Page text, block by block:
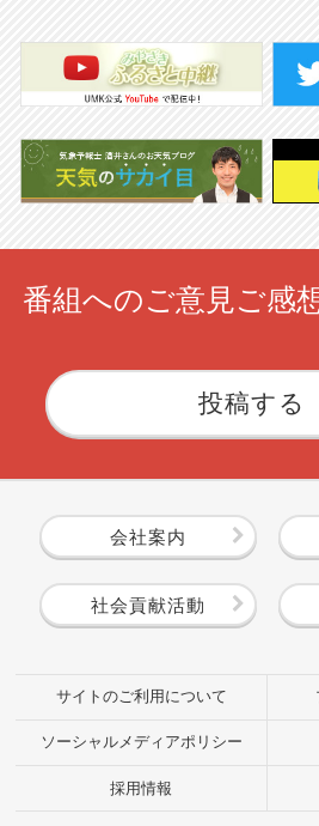
番組へのご意見ご感
投稿する
会社案内
社会貢献活動
サイトのご利用について
ソーシャルメディアポリシー
採用情報